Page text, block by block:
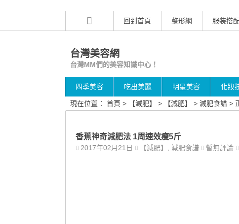
回到首頁 整形網 服装搭配
台灣美容網
台灣MM們的美容知識中心！
四季美容 吃出美麗 明星美容 化妝
現在位置： 首頁 > 【減肥】 > 【減肥】 > 減肥食譜 >
香蕉神奇減肥法 1周速效瘦5斤
2017年02月21日 【減肥】 減肥食譜 暫無評論